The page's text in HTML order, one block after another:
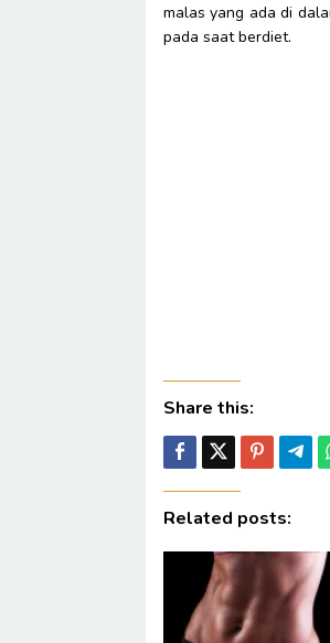
malas yang ada di
pada saat berdiet.
Share this:
Related posts: